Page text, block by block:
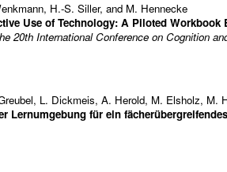
, H.-S. Siller, and M. Hennecke
Use of Technology: A Piloted Workbook
20th International Conference on Cognition
, L. Dickmeis, A. Herold, M. Elsholz, M.
Lernumgebung für ein